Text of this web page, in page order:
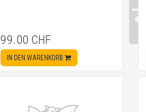
99.00 CHF
IN DEN WARENKORB